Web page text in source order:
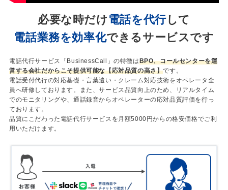
必要な時だけ 電話を代行して
電話業務を効率化できるサービスです
電話代行サービス「BusinessCall」の特徴はBPO、コールセンターを運
営する会社だからこそ提供可能な【応対品質の高さ】です。
電話受付代行の対応基礎・言葉遣い・クレーム対応技術をオペレータ全
員へ研修しております。また、サービス品質向上のため、リアルタイム
でのモニタリングや、通話録音からオペレーターの応対品質評価を行っ
ております。
品質にこだわった電話代行サービスを月額5000円からの格安価格でご利
用いただけます。